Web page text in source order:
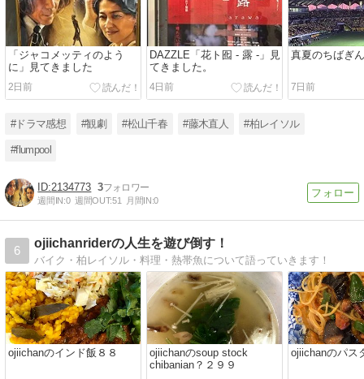
「ジャコメッティのよう
に」見てきました
2日前
DAZZLE「花ト囮 - 露 -」見
てきました。
4日前
真夏のちばぎ
7日前
#ドラマ感想 #観劇 #松山千春 #藤木直人 #柏レイソル
#flumpool
2134773 3
週間IN:0 週間OUT:51 月間IN:0
6
ojiichanriderの人生を遊び倒す！
バイク・柏レイソル・料理・熱帯魚について語っていきます！
ojiichanのインド飯８８
ojiichanのsoup stock
chibanian？２９９
ojiichanのパス